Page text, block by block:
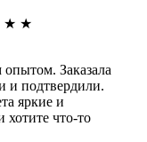
★ ★
Заказала
и подтвердили.
яркие и
что-то